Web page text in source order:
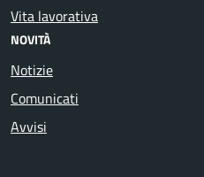
Vita lavorativa
NOVITÀ
Notizie
Comunicati
Avvisi